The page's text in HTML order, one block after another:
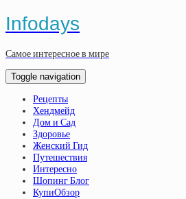
Infodays
Самое интересное в мире
Toggle navigation
Рецепты
Хендмейд
Дом и Сад
Здоровье
Женский Гид
Путешествия
Интересно
Шопинг Блог
КупиОбзор